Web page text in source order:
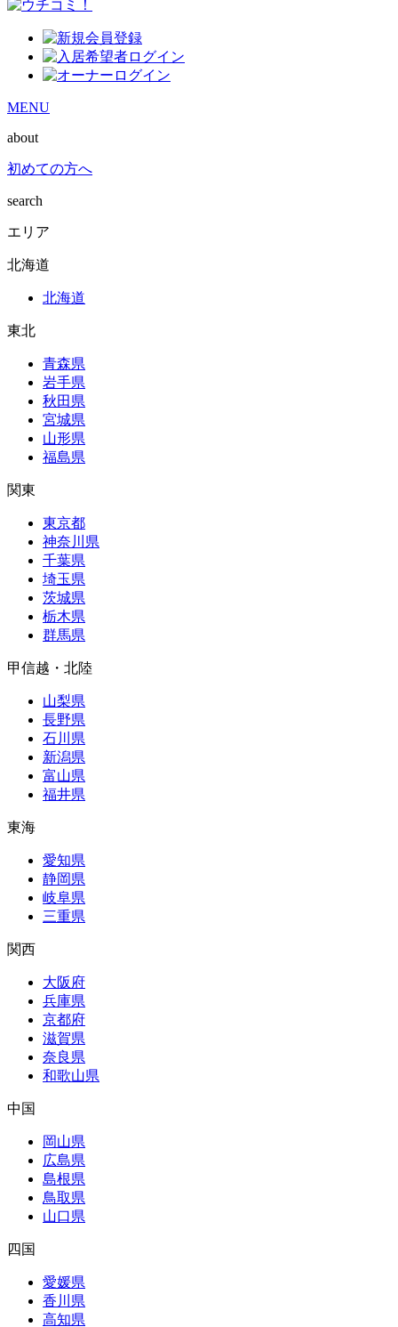
MENU
about
初めての方へ
search
エリア
北海道
北海道
東北
青森県
岩手県
秋田県
宮城県
山形県
福島県
関東
東京都
神奈川県
千葉県
埼玉県
茨城県
栃木県
群馬県
甲信越・北陸
山梨県
長野県
石川県
新潟県
富山県
福井県
東海
愛知県
静岡県
岐阜県
三重県
関西
大阪府
兵庫県
京都府
滋賀県
奈良県
和歌山県
中国
岡山県
広島県
島根県
鳥取県
山口県
四国
愛媛県
香川県
高知県